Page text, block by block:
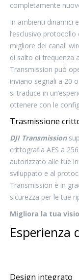
completamente
In ambienti dinamici
l’esclusivo
migliore dei canali
di salto di frequenza
Transmission può
inviano segnali a 20
si traduce in
ottenere con le
Trasmissione
DJI Transmission
crittografia AES a
autorizzato alle tue
sviluppato e al
Transmission è in
sicurezza per le tue
Migliora la tua
Esperienza
Design integrato